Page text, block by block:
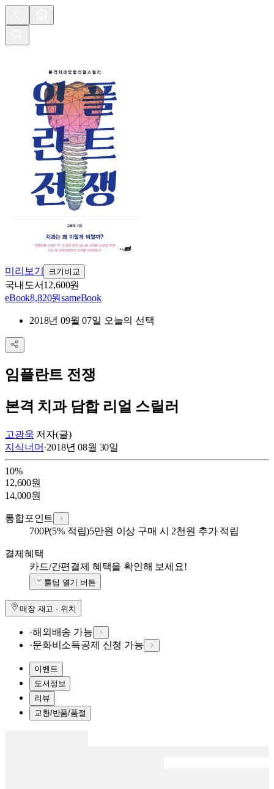
미리보기 크기비교
국내도서12,600원
eBook8,820원sameBook
2018년 09월 07일 오늘의 선택
임플란트 전쟁
본격 치과 담합 리얼 스릴러
고광욱 저자(글)
지식너머·2018년 08월 30일
10%
12,600원
14,000원
통합포인트
700P(5% 적립)5만원 이상 구매 시 2천원 추가 적립
결제혜택
카드/간편결제 혜택을 확인해 보세요!
툴팁 열기 버튼
매장 재고 · 위치
·해외배송 가능
·문화비소득공제 신청 가능
이벤트
도서정보
리뷰
교환/반품/품절